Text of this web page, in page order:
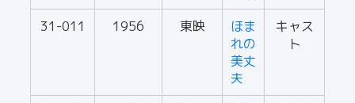
31-011 1956 東映
ほま
れの
美丈
夫
キャス
ト